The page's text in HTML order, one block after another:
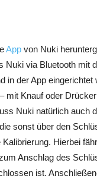
App von Nuki
Nuki via Bluetooth mit
in der App
mit Knauf oder
Nuki natürlich auch
sonst über den
Hierbei
Anschlag des
ist.